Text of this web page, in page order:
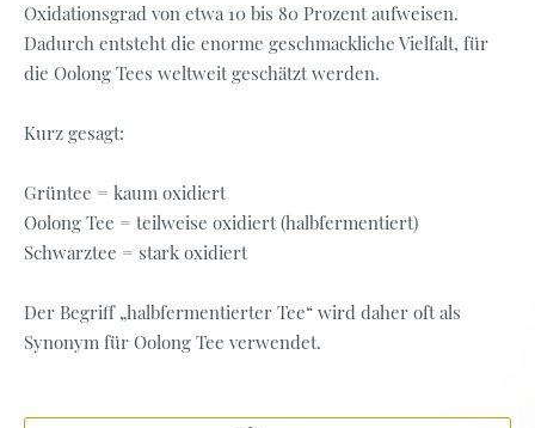
Oxidationsgrad von etwa 10 bis 80 Prozent aufweisen.
Dadurch entsteht die enorme geschmackliche Vielfalt, für
die Oolong Tees weltweit geschätzt werden.
Kurz gesagt:
Grüntee = kaum oxidiert
Oolong Tee = teilweise oxidiert (halbfermentiert)
Schwarztee = stark oxidiert
Der Begriff „halbfermentierter Tee“ wird daher oft als
Synonym für Oolong Tee verwendet.